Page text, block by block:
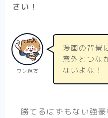
さい！
ワン親方
漫画の背景
意外とつな
ないよな！
勝てるはずもない強